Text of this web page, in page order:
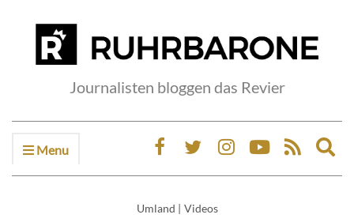
Journalisten bloggen das Revier
Menu
Umland | Videos